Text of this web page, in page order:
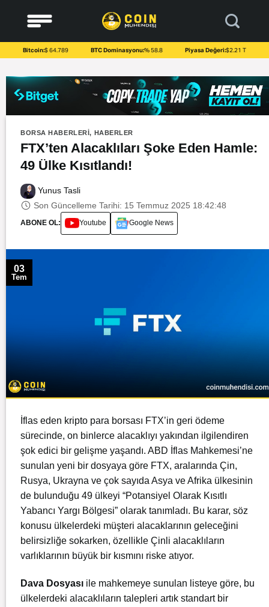
content
Bitcoin:$ 64.789 BTC Dominasyonu:% 58.8 Piyasa Değeri:$2.21 T
BORSA HABERLERI, HABERLER
FTX’ten Alacaklıları Şoke Eden Hamle:
49 Ülke Kısıtlandı!
Yunus Tasli
Son Güncelleme Tarihi: 15 Temmuz 2025 18:42:48
ABONE OL: Youtube Google News
03
Tem
İflas eden kripto para borsası FTX’in geri ödeme
sürecinde, on binlerce alacaklıyı yakından ilgilendiren
şok edici bir gelişme yaşandı. ABD İflas Mahkemesi’ne
sunulan yeni bir dosyaya göre FTX, aralarında Çin,
Rusya, Ukrayna ve çok sayıda Asya ve Afrika ülkesinin
de bulunduğu 49 ülkeyi “Potansiyel Olarak Kısıtlı
Yabancı Yargı Bölgesi” olarak tanımladı. Bu karar, söz
konusu ülkelerdeki müşteri alacaklarının geleceğini
belirsizliğe sokarken, özellikle Çinli alacaklıların
varlıklarının büyük bir kısmını riske atıyor.
Dava Dosyası ile mahkemeye sunulan listeye göre, bu
ülkelerdeki alacaklıların talepleri artık standart bir